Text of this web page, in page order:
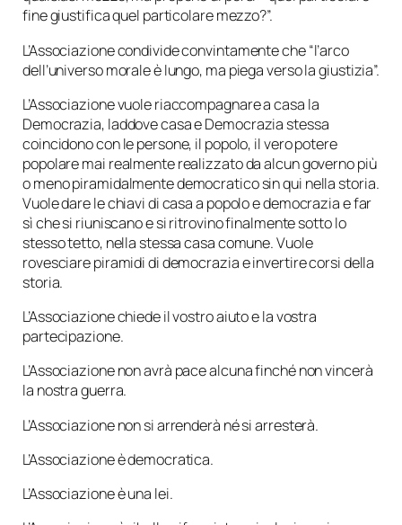
fine giustifica quel particolare mezzo?”.
L’Associazione condivide convintamente che “l’arco
dell’universo morale è lungo, ma piega verso la giustizia”.
L’Associazione vuole riaccompagnare a casa la
Democrazia, laddove casa e Democrazia stessa
coincidono con le persone, il popolo, il vero potere
popolare mai realmente realizzato da alcun governo più
o meno piramidalmente democratico sin qui nella storia.
Vuole dare le chiavi di casa a popolo e democrazia e far
sì che si riuniscano e si ritrovino finalmente sotto lo
stesso tetto, nella stessa casa comune. Vuole
rovesciare piramidi di democrazia e invertire corsi della
storia.
L’Associazione chiede il vostro aiuto e la vostra
partecipazione.
L’Associazione non avrà pace alcuna finché non vincerà
la nostra guerra.
L’Associazione non si arrenderà né si arresterà.
L’Associazione è democratica.
L’Associazione è una lei.